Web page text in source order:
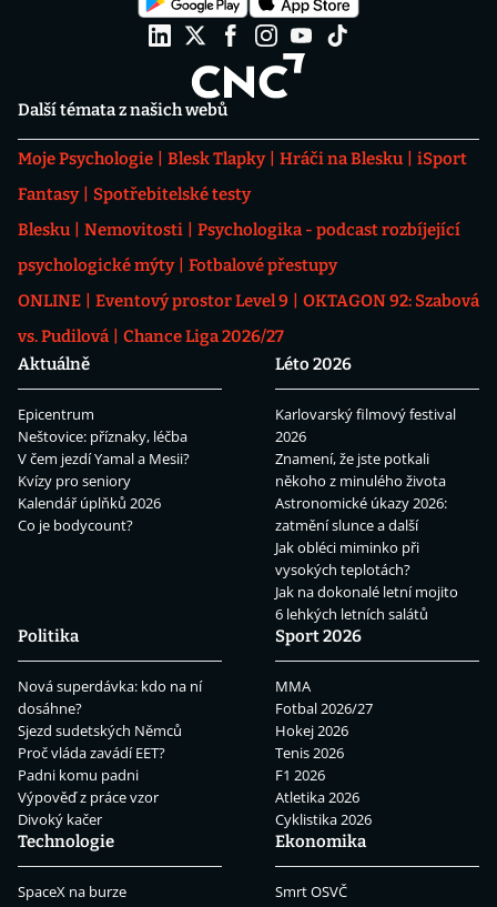
Další témata z našich webů
Moje Psychologie Blesk Tlapky Hráči na Blesku
iSport
Fantasy
Spotřebitelské testy
Blesku
Nemovitosti
Psychologika - podcast rozbíjející
psychologické mýty
Fotbalové přestupy
ONLINE
Eventový prostor Level 9
OKTAGON 92: Szabová
vs. Pudilová
Chance Liga 2026/27
Aktuálně
Epicentrum
Neštovice: příznaky, léčba
V čem jezdí Yamal a Mesii?
Kvízy pro seniory
Kalendář úplňků 2026
Co je bodycount?
Léto 2026
Karlovarský filmový festival
2026
Znamení, že jste potkali
někoho z minulého života
Astronomické úkazy 2026:
zatmění slunce a další
Jak obléci miminko při
vysokých teplotách?
Jak na dokonalé letní mojito
6 lehkých letních salátů
Politika
Nová superdávka: kdo na ní
dosáhne?
Sjezd sudetských Němců
Proč vláda zavádí EET?
Padni komu padni
Výpověď z práce vzor
Divoký kačer
Sport 2026
MMA
Fotbal 2026/27
Hokej 2026
Tenis 2026
F1 2026
Atletika 2026
Cyklistika 2026
Technologie
SpaceX na burze
Ekonomika
Smrt OSVČ